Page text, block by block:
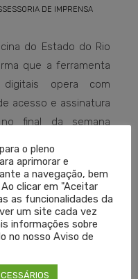
DE IMPRENSA
do Estado do Rio
que a ferramenta
opera com
acesso e assinatura
final da semana
e de questões
LEIA MAIS
o pleno
aprimorar e
a navegação, bem
clicar em "Aceitar
as funcionalidades da
um site cada vez
informações sobre
no nosso Aviso de